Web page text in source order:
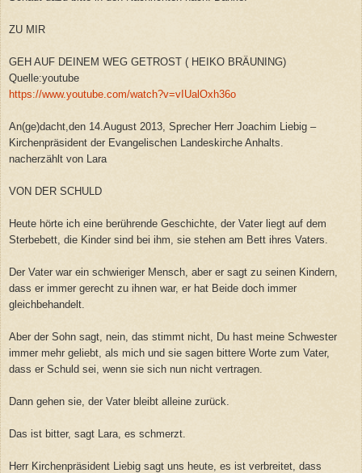
ZU MIR
GEH AUF DEINEM WEG GETROST ( HEIKO BRÄUNING)
Quelle:youtube
https://www.youtube.com/watch?v=vIUalOxh36o
An(ge)dacht,den 14.August 2013, Sprecher Herr Joachim Liebig –
Kirchenpräsident der Evangelischen Landeskirche Anhalts.
nacherzählt von Lara
VON DER SCHULD
Heute hörte ich eine berührende Geschichte, der Vater liegt auf dem
Sterbebett, die Kinder sind bei ihm, sie stehen am Bett ihres Vaters.
Der Vater war ein schwieriger Mensch, aber er sagt zu seinen Kindern,
dass er immer gerecht zu ihnen war, er hat Beide doch immer
gleichbehandelt.
Aber der Sohn sagt, nein, das stimmt nicht, Du hast meine Schwester
immer mehr geliebt, als mich und sie sagen bittere Worte zum Vater,
dass er Schuld sei, wenn sie sich nun nicht vertragen.
Dann gehen sie, der Vater bleibt alleine zurück.
Das ist bitter, sagt Lara, es schmerzt.
Herr Kirchenpräsident Liebig sagt uns heute, es ist verbreitet, dass